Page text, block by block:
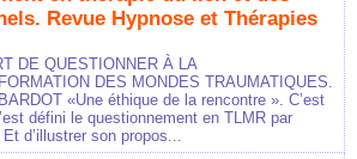
Revue Hypnose et Thérapies
DE QUESTIONNER À LA
DES MONDES TRAUMATIQUES.
«Une éthique de la rencontre ». C’est
défini le questionnement en TLMR par
Et d’illustrer son propos...